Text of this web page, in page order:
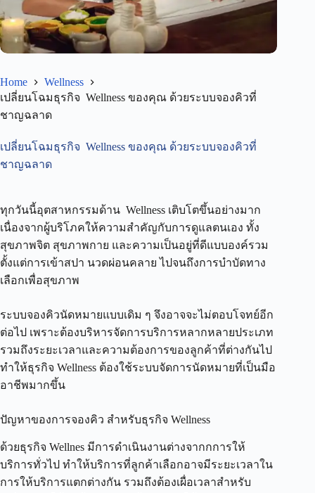
Home
Wellness
เปลี่ยนโฉมธุรกิจ Wellness ของคุณ ด้วยระบบจองคิวที่
ชาญฉลาด
เปลี่ยนโฉมธุรกิจ Wellness ของคุณ ด้วยระบบจองคิวที่
ชาญฉลาด
ทุกวันนี้อุตสาหกรรมด้าน Wellness เติบโตขึ้นอย่างมาก
เนื่องจากผู้บริโภคให้ความสำคัญกับการดูแลตนเอง ทั้ง
สุขภาพจิต สุขภาพกาย และความเป็นอยู่ที่ดีแบบองค์รวม
ตั้งแต่การเข้าสปา นวดผ่อนคลาย ไปจนถึงการบำบัดทาง
เลือกเพื่อสุขภาพ
ระบบจองคิวนัดหมายแบบเดิม ๆ จึงอาจจะไม่ตอบโจทย์อีก
ต่อไป เพราะต้องบริหารจัดการบริการหลากหลายประเภท
รวมถึงระยะเวลาและความต้องการของลูกค้าที่ต่างกันไป
ทำให้ธุรกิจ Wellness ต้องใช้ระบบจัดการนัดหมายที่เป็นมือ
อาชีพมากขึ้น
ปัญหาของการจองคิว สำหรับธุรกิจ Wellness
ด้วยธุรกิจ Wellnes มีการดำเนินงานต่างจากกการให้
บริการทั่วไป ทำให้บริการที่ลูกค้าเลือกอาจมีระยะเวลาใน
การให้บริการแตกต่างกัน รวมถึงต้องเผื่อเวลาสำหรับ